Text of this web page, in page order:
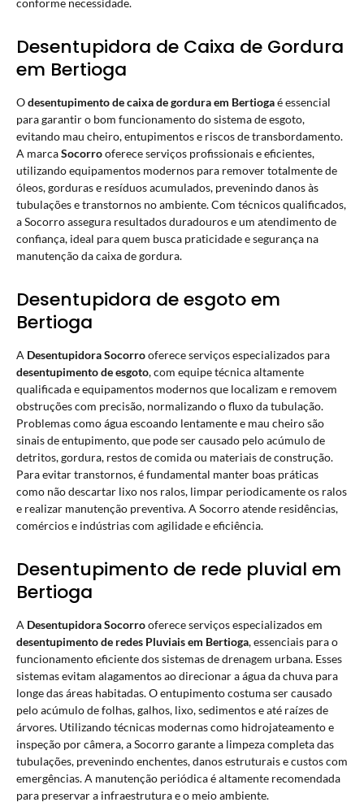
Desentupidora de Caixa de Gordura
em Bertioga
Odesentupimento de caixa de gorduraem Bertiogaé essencial
para garantir o bom funcionamento do sistema de esgoto,
evitando mau cheiro, entupimentos e riscos de transbordamento.
A marcaSocorrooferece serviços profissionais e eficientes,
utilizando equipamentos modernos para remover totalmente de
óleos, gorduras e resíduos acumulados, prevenindo danos às
tubulações e transtornos no ambiente. Com técnicos qualificados,
a Socorro assegura resultados duradouros e um atendimento de
confiança, ideal para quem busca praticidade e segurança na
manutenção da caixa de gordura.
Desentupidora de esgoto em
Bertioga
A Desentupidora Socorrooferece serviços especializados para
desentupimento de esgoto, com equipe técnica altamente
qualificada e equipamentos modernos que localizam e removem
obstruções com precisão, normalizando o fluxo da tubulação.
Problemas como água escoando lentamente e mau cheiro são
sinais de entupimento, que pode ser causado pelo acúmulo de
detritos, gordura, restos de comida ou materiais de construção.
Para evitar transtornos, é fundamental manter boas práticas
como não descartar lixo nos ralos, limpar periodicamente os ralos
e realizar manutenção preventiva. A Socorro atende residências,
comércios e indústrias com agilidade e eficiência.
Desentupimento de rede pluvial em
Bertioga
A DesentupidoraSocorrooferece serviços especializados em
desentupimento de redes Pluviaisem Bertioga, essenciais para o
funcionamento eficiente dos sistemas de drenagem urbana. Esses
sistemas evitam alagamentos ao direcionar a água da chuva para
longe das áreas habitadas. O entupimento costuma ser causado
pelo acúmulo de folhas, galhos, lixo, sedimentos e até raízes de
árvores. Utilizando técnicas modernas como hidrojateamento e
inspeção por câmera, a Socorro garante a limpeza completa das
tubulações, prevenindo enchentes, danos estruturais e custos com
emergências. A manutenção periódica é altamente recomendada
para preservar a infraestrutura e o meio ambiente.